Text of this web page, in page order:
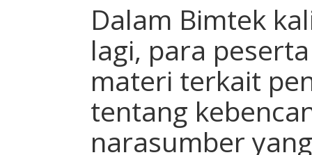
Dalam Bimtek
lagi, para
materi terkait
tentang
narasumber